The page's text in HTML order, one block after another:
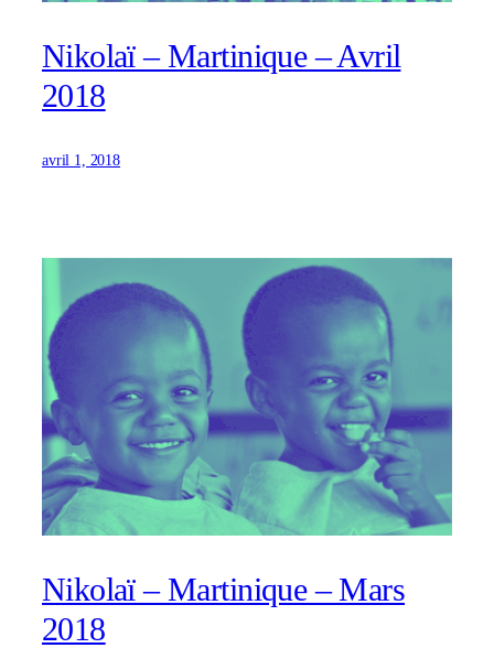
Nikolaï – Martinique – Avril
2018
avril 1, 2018
Nikolaï – Martinique – Mars
2018